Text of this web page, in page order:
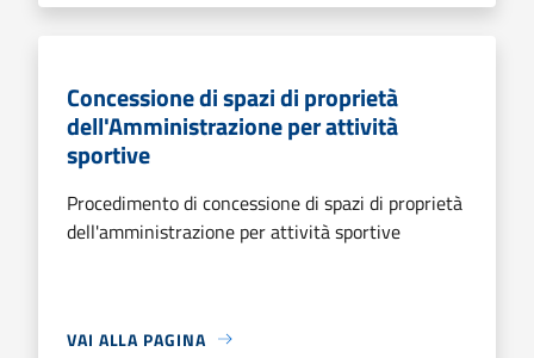
Concessione di spazi di proprietà
dell'Amministrazione per attività
sportive
Procedimento di concessione di spazi di proprietà
dell'amministrazione per attività sportive
VAI ALLA PAGINA